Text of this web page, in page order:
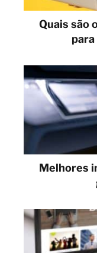
Quais são
Melhores